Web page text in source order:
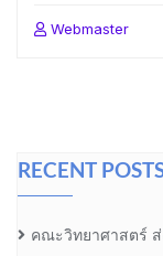
Webmaster
RECENT
คณะวิทยาศาสตร์ ส่